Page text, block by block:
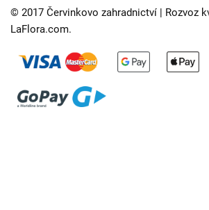
Časy doručenia kvetov – prehľad
Kam doručujeme kvety
Kontaktujte nás
© 2017 Červinkovo zahradnictví | Rozvoz
LaFlora.com.